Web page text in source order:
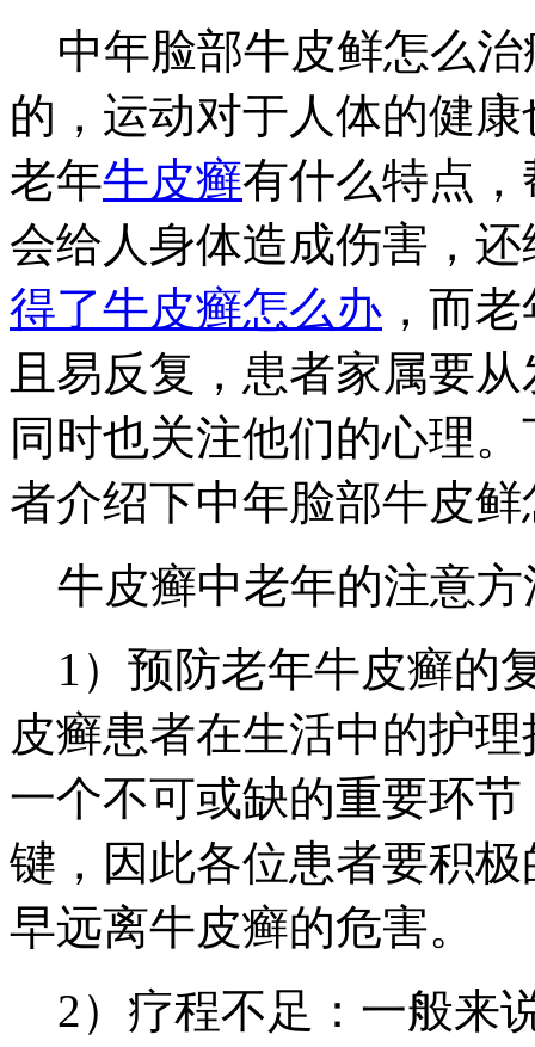
中年脸部牛皮鲜怎么治
的，运动对于人体的健
老年牛皮癣有什么特点
会给人身体造成伤害，
得了牛皮癣怎么办 ，而
且易反复，患者家属要
同时也关注他们的心理
者介绍下中年脸部牛皮
牛皮癣中老年的注意方
1）预防老年牛皮癣的
皮癣患者在生活中的护
一个不可或缺的重要环
键，因此各位患者要积
早远离牛皮癣的危害。
2）疗程不足：一般来